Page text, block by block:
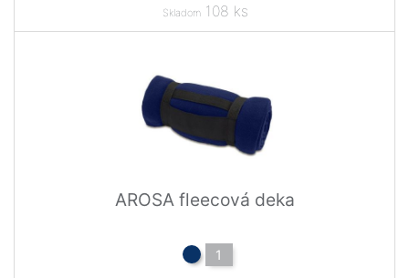
Skladom108 ks
AROSA fleecová deka
1